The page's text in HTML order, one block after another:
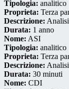
Tipologia: analitico
Proprieta: Terza
Descrizione:
Durata: 1 anno
Nome: ASI
Tipologia: analitico
Proprieta: Terza
Descrizione:
Durata: 30 minuti
Nome: CDI